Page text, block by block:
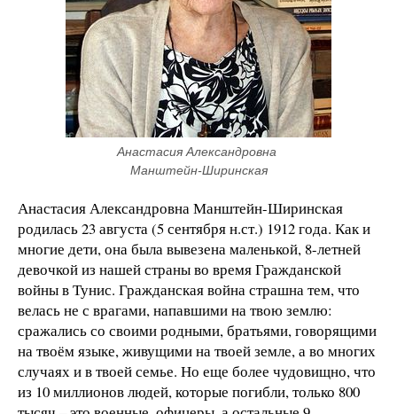
Анастасия Александровна
Манштейн-Ширинская
Анастасия Александровна Манштейн-Ширинская
родилась 23 августа (5 сентября н.ст.) 1912 года. Как и
многие дети, она была вывезена маленькой, 8-летней
девочкой из нашей страны во время Гражданской
войны в Тунис. Гражданская война страшна тем, что
велась не с врагами, напавшими на твою землю:
сражались со своими родными, братьями, говорящими
на твоём языке, живущими на твоей земле, а во многих
случаях и в твоей семье. Но еще более чудовищно, что
из 10 миллионов людей, которые погибли, только 800